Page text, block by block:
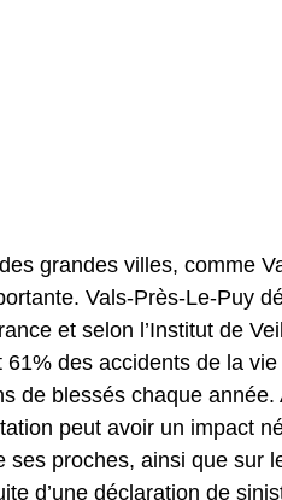
grandes villes, comme
Vals-Près-Le-Puy
et selon l’Institut de
des accidents de la
de blessés chaque année.
peut avoir un impact
proches, ainsi que sur
d’une déclaration de